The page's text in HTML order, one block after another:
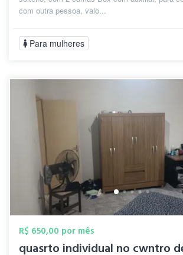
com outra pessoa, valo...
Para mulheres
R$ 650,00 por mês
quasrto individual no cwntro